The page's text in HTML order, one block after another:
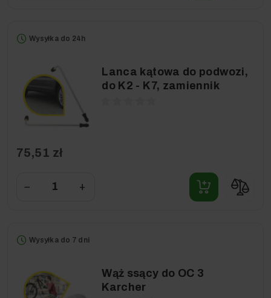
Wysyłka do 24h
Lanca kątowa do podwozi,
do K2 - K7, zamiennik
75,51 zł
− +
Wysyłka do 7 dni
Wąż ssący do OC 3
Karcher